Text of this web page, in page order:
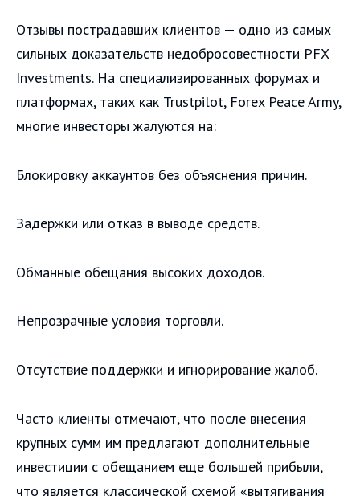
Отзывы пострадавших клиентов — одно из самых
сильных доказательств недобросовестности PFX
Investments. На специализированных форумах и
платформах, таких как Trustpilot, Forex Peace Army,
многие инвесторы жалуются на:
Блокировку аккаунтов без объяснения причин.
Задержки или отказ в выводе средств.
Обманные обещания высоких доходов.
Непрозрачные условия торговли.
Отсутствие поддержки и игнорирование жалоб.
Часто клиенты отмечают, что после внесения
крупных сумм им предлагают дополнительные
инвестиции с обещанием еще большей прибыли,
что является классической схемой «вытягивания